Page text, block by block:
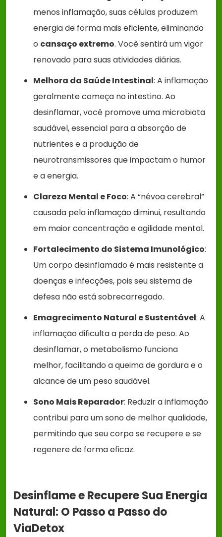
menos inflamação, suas células produzem
energia de forma mais eficiente, eliminando
o cansaço extremo. Você sentirá um vigor
renovado para suas atividades diárias.
Melhora da Saúde Intestinal: A inflamação
geralmente começa no intestino. Ao
desinflamar, você promove uma microbiota
saudável, essencial para a absorção de
nutrientes e a produção de
neurotransmissores que impactam o humor
e a energia.
Clareza Mental e Foco: A “névoa cerebral”
causada pela inflamação diminui, resultando
em maior concentração e agilidade mental.
Fortalecimento do Sistema Imunológico:
Um corpo desinflamado é mais resistente a
doenças e infecções, pois seu sistema de
defesa não está sobrecarregado.
Emagrecimento Natural e Sustentável: A
inflamação dificulta a perda de peso. Ao
desinflamar, o metabolismo funciona
melhor, facilitando a queima de gordura e o
alcance de um peso saudável.
Sono Mais Reparador: Reduzir a inflamação
contribui para um sono de melhor qualidade,
permitindo que seu corpo se recupere e se
regenere de forma eficaz.
Desinflame e Recupere Sua Energia
Natural: O Passo a Passo do
ViaDetox